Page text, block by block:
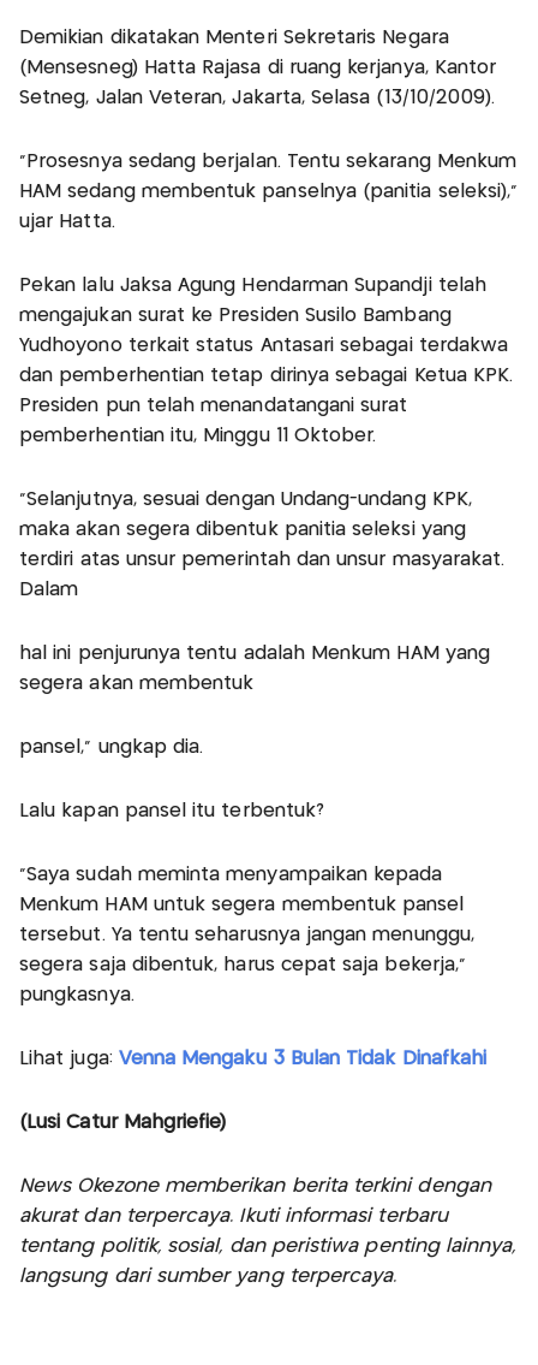
Demikian dikatakan Menteri Sekretaris Negara
(Mensesneg) Hatta Rajasa di ruang kerjanya, Kantor
Setneg, Jalan Veteran, Jakarta, Selasa (13/10/2009).
"Prosesnya sedang berjalan. Tentu sekarang Menkum
HAM sedang membentuk panselnya (panitia seleksi),"
ujar Hatta.
Pekan lalu Jaksa Agung Hendarman Supandji telah
mengajukan surat ke Presiden Susilo Bambang
Yudhoyono terkait status Antasari sebagai terdakwa
dan pemberhentian tetap dirinya sebagai Ketua KPK.
Presiden pun telah menandatangani surat
pemberhentian itu, Minggu 11 Oktober.
"Selanjutnya, sesuai dengan Undang-undang KPK,
maka akan segera dibentuk panitia seleksi yang
terdiri atas unsur pemerintah dan unsur masyarakat.
Dalam
hal ini penjurunya tentu adalah Menkum HAM yang
segera akan membentuk
pansel," ungkap dia.
Lalu kapan pansel itu terbentuk?
"Saya sudah meminta menyampaikan kepada
Menkum HAM untuk segera membentuk pansel
tersebut. Ya tentu seharusnya jangan menunggu,
segera saja dibentuk, harus cepat saja bekerja,"
pungkasnya.
Lihat juga: Venna Mengaku 3 Bulan Tidak Dinafkahi
(Lusi Catur Mahgriefie)
News Okezone memberikan berita terkini dengan
akurat dan terpercaya. Ikuti informasi terbaru
tentang politik, sosial, dan peristiwa penting lainnya,
langsung dari sumber yang terpercaya.